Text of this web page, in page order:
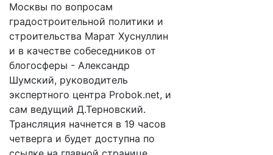
Москвы по вопросам
градостроительной политики и
строительства Марат Хуснуллин
и в качестве собеседников от
блогосферы - Александр
Шумский, руководитель
экспертного центра Probok.net, и
сам ведущий Д.Терновский.
Трансляция начнется в 19 часов
четверга и будет доступна по